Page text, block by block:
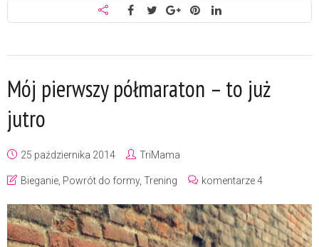
Mój pierwszy półmaraton – to już
jutro
25 października 2014 TriMama
Bieganie, Powrót do formy, Trening komentarze 4